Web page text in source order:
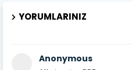
YORUMLARINIZ
Anonymous